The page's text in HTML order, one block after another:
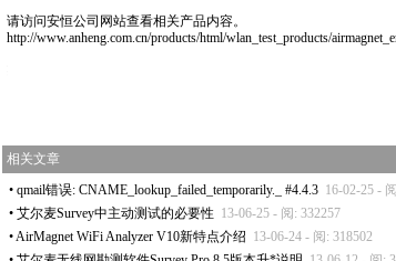
请访问安恒公司网站查看相关产品内容。
http://www.anheng.com.cn/products/html/wlan_test_products/
相关文章
• qmail错误: CNAME_lookup_failed_temporarily._ #4.4.3 16-02-25 -
• 艾尔麦Survey中主动测试的必要性 13-06-25 - 阅: 332257
•AirMagnet WiFi Analyzer V10新特点介绍 13-06-24 - 阅: 318502